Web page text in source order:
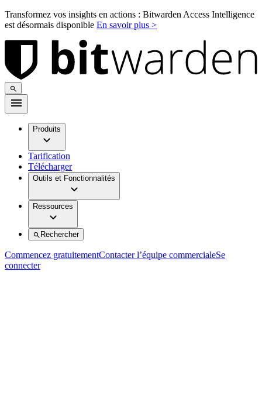
Transformez vos insights en actions : Bitwarden Access Intelligence
est désormais disponible En savoir plus >
Produits
Tarification
Télécharger
Outils et Fonctionnalités
Ressources
Rechercher
Commencez gratuitementContacter l’équipe commercialeSe
connecter